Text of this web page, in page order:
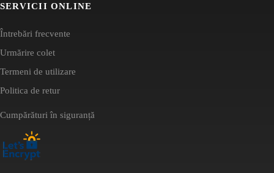
SERVICII ONLINE
Întrebări frecvente
Urmărire colet
Termeni de utilizare
Politica de retur
Cumpărături în siguranță